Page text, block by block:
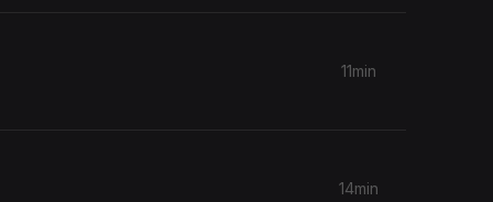
11min
14min